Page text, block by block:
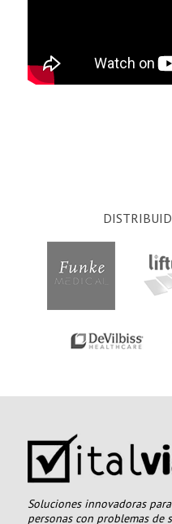
Soluciones innovadoras
personas con problemas de